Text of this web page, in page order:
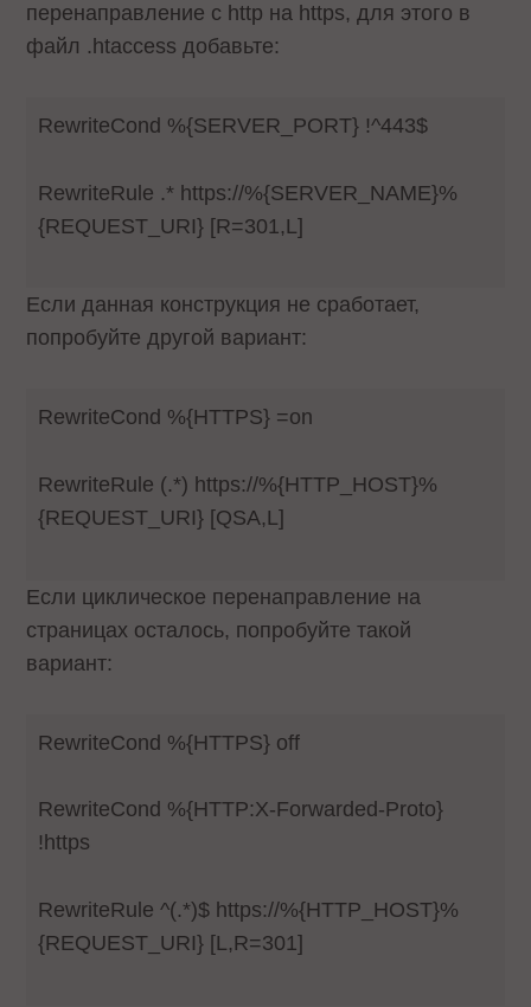
перенаправление с http на https, для этого в
файл .htaccess добавьте:
RewriteCond %{SERVER_PORT} !^443$
RewriteRule .* https://%{SERVER_NAME}%
{REQUEST_URI} [R=301,L]
Если данная конструкция не сработает,
попробуйте другой вариант:
RewriteCond %{HTTPS} =on
RewriteRule (.*) https://%{HTTP_HOST}%
{REQUEST_URI} [QSA,L]
Если циклическое перенаправление на
страницах осталось, попробуйте такой
вариант:
RewriteCond %{HTTPS} off
RewriteCond %{HTTP:X-Forwarded-Proto}
!https
RewriteRule ^(.*)$ https://%{HTTP_HOST}%
{REQUEST_URI} [L,R=301]